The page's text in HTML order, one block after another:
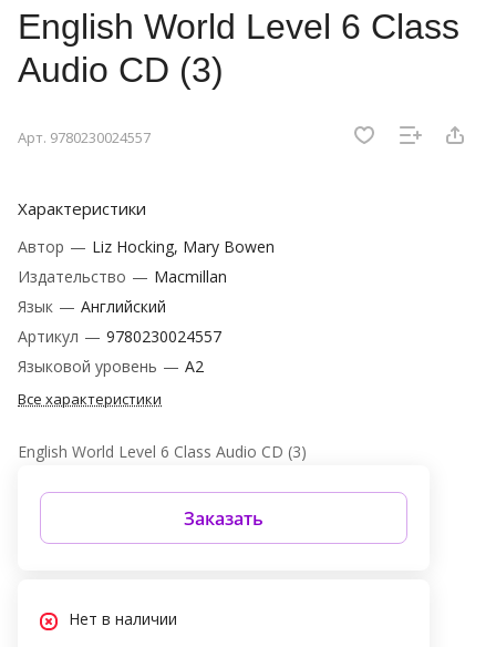
English World Level 6 Class
Audio CD (3)
Арт. 9780230024557
Характеристики
Автор — Liz Hocking, Mary Bowen
Издательство — Macmillan
Язык — Английский
Артикул — 9780230024557
Языковой уровень — A2
Все характеристики
English World Level 6 Class Audio CD (3)
Заказать
Нет в наличии